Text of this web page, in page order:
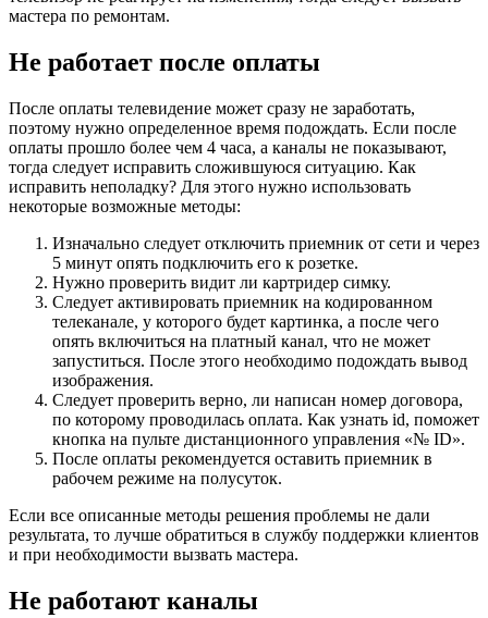
мастера по ремонтам.
Не работает после оплаты
После оплаты телевидение может сразу не заработать,
поэтому нужно определенное время подождать. Если после
оплаты прошло более чем 4 часа, а каналы не показывают,
тогда следует исправить сложившуюся ситуацию. Как
исправить неполадку? Для этого нужно использовать
некоторые возможные методы:
Изначально следует отключить приемник от сети и через
5 минут опять подключить его к розетке.
Нужно проверить видит ли картридер симку.
Следует активировать приемник на кодированном
телеканале, у которого будет картинка, а после чего
опять включиться на платный канал, что не может
запуститься. После этого необходимо подождать вывод
изображения.
Следует проверить верно, ли написан номер договора,
по которому проводилась оплата. Как узнать id, поможет
кнопка на пульте дистанционного управления «№ ID».
После оплаты рекомендуется оставить приемник в
рабочем режиме на полусуток.
Если все описанные методы решения проблемы не дали
результата, то лучше обратиться в службу поддержки клиентов
и при необходимости вызвать мастера.
Не работают каналы